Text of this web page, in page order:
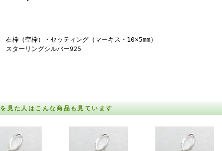
石枠（空枠）・セッティング（マーキス・10×5mm）
スターリングシルバー925
見た人はこんな商品も見ています